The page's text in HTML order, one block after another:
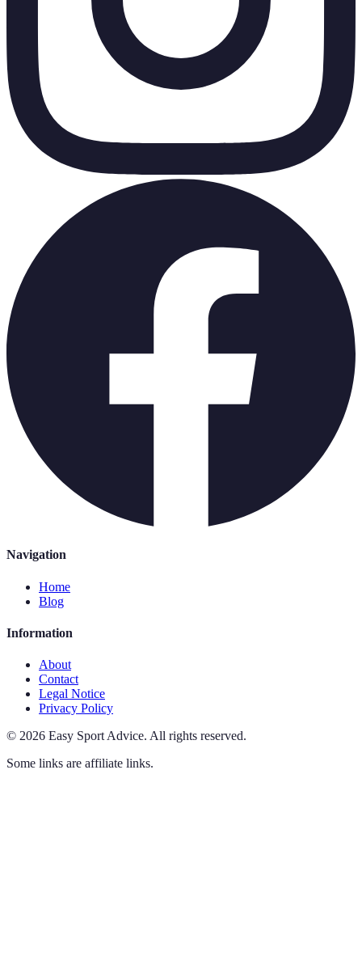
Navigation
Home
Blog
Information
About
Contact
Legal Notice
Privacy Policy
© 2026 Easy Sport Advice. All rights reserved.
Some links are affiliate links.